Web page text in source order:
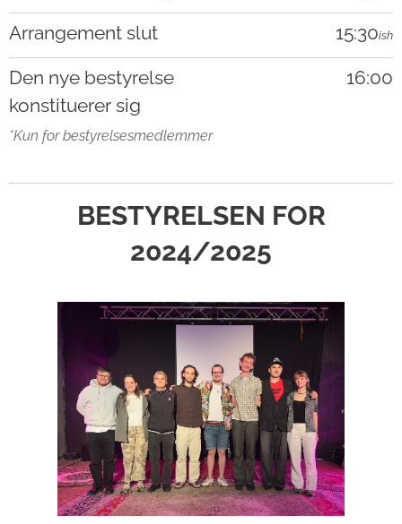
Arrangement slut
15:30ish
Den nye bestyrelse
konstituerer sig
*Kun for bestyrelsesmedlemmer
16:00
BESTYRELSEN FOR
2024/2025